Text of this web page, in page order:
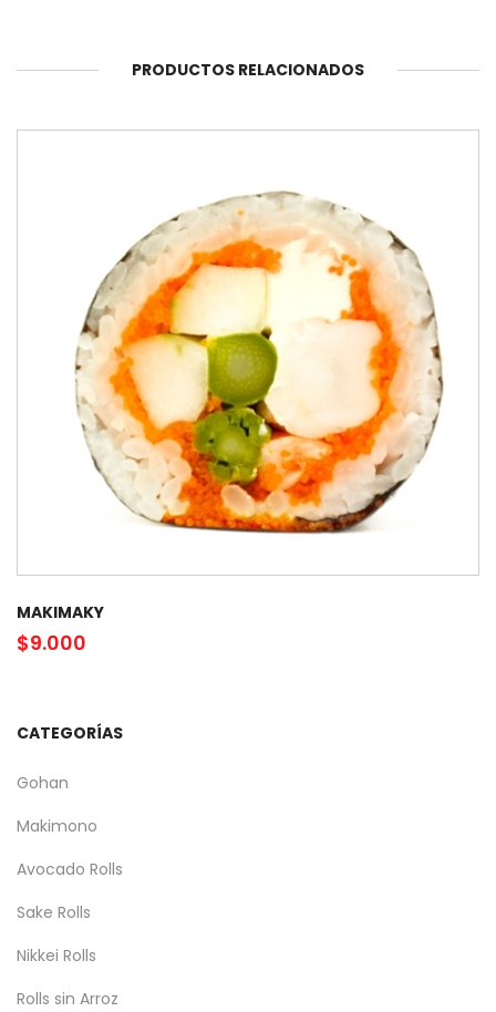
PRODUCTOS RELACIONADOS
MAKIMAKY
$9.000
CATEGORÍAS
Gohan
Makimono
Avocado Rolls
Sake Rolls
Nikkei Rolls
Rolls sin Arroz